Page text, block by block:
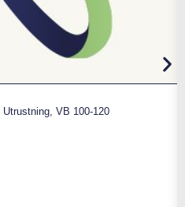
Utrustning, VB 100-120